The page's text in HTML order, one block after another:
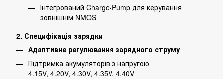
Інтегрований Charge-Pump для керування
зовнішнім NMOS
2. Специфікація зарядки
Адаптивне регулювання зарядного струму
Підтримка акумуляторів з напругою
4.15V, 4.20V, 4.30V, 4.35V, 4.40V